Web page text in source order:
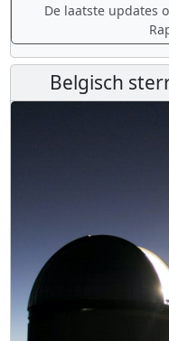
De laatste updates
Belgisch